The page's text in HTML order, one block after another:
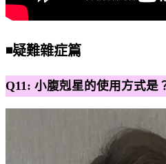
◾️疑難雜症篇
Q11: 小腹剋星的使用方式是